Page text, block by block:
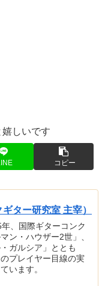
しいです
コピー
ター研究室 主宰）
、国際ギターコンク
ン・ハウザー2世」、
ガルシア」ととも
プレイヤー目線の実
います。